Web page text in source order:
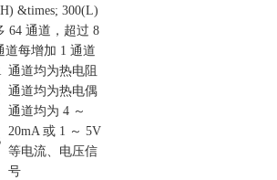
&times; 300(L)
64 通道，超过 8
道每增加 1 通道
通道均为热电阻
通道均为热电偶
通道均为 4 ～
20mA 或 1 ～ 5V
等电流、电压信
号